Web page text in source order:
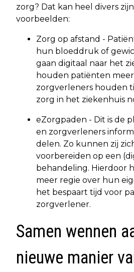
zorg? Dat kan heel divers
voorbeelden:
Zorg op afstand -
hun bloeddruk of
gaan digitaal naar het
houden patiënten
zorgverleners houden
zorg in het ziekenhuis
eZorgpaden - Dit is de
en zorgverleners
delen. Zo kunnen zij
voorbereiden op een
behandeling. Hierdoor
meer regie over hun
het bespaart tijd voor
zorgverlener.
Samen wennen
nieuwe manier